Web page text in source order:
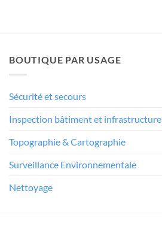
BOUTIQUE PAR USAGE
Sécurité et secours
Inspection bâtiment et infrastructure
Topographie & Cartographie
Surveillance Environnementale
Nettoyage